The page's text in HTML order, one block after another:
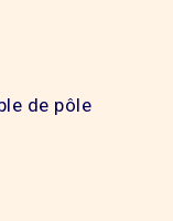
de pôle